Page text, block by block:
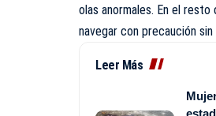
olas anormales. En el
navegar con precaución
Leer Más